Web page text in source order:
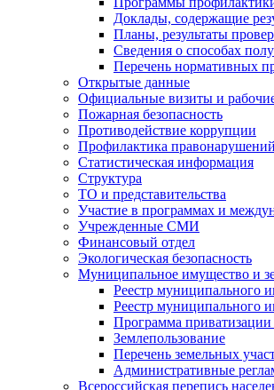
Доклады, содержащие
Планы, результаты
Сведения о способах
Перечень нормативных
Открытые данные
Официальные визиты и
Пожарная безопасность
Противодействие коррупции
Профилактика правонарушений
Статистическая информация
Структура
ТО и представительства
Участие в программах и
Учрежденные СМИ
Финансовый отдел
Экологическая безопасность
Муниципальное имущество и
Реестр муниципального
Реестр муниципального
Программа
Землепользование
Перечень земельных
Административные
Всероссийская перепись